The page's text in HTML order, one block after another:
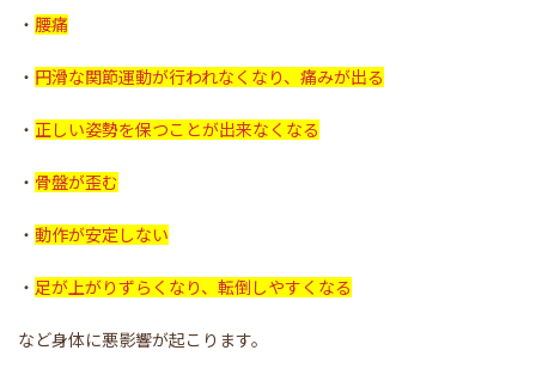
・ 腰痛
・ 円滑な関節運動が行われなくなり、痛みが出る
・ 正しい姿勢を保つことが出来なくなる
・ 骨盤が歪む
・ 動作が安定しない
・ 足が上がりずらくなり、転倒しやすくなる
など身体に悪影響が起こります。